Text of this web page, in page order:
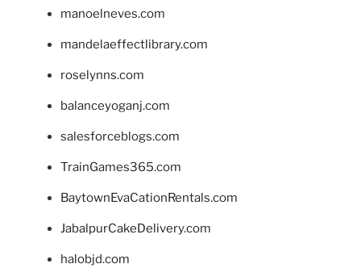
manoelneves.com
mandelaeffectlibrary.com
roselynns.com
balanceyoganj.com
salesforceblogs.com
TrainGames365.com
BaytownEvaCationRentals.com
JabalpurCakeDelivery.com
halobjd.com